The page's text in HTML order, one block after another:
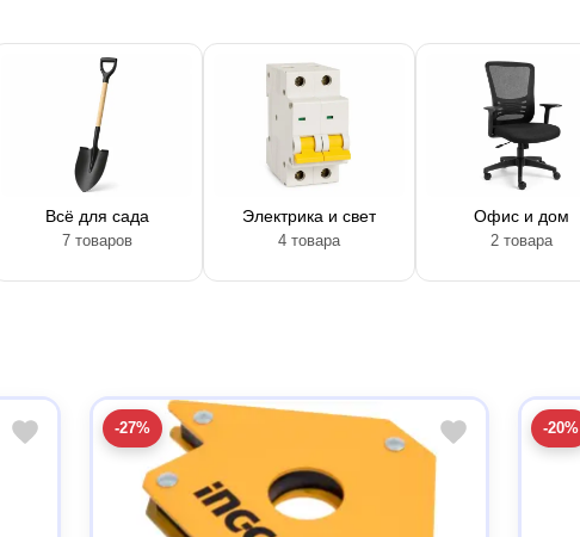
Всё для сада
7 товаров
Электрика и свет
4 товара
Офис и дом
2 товара
-27% -20%